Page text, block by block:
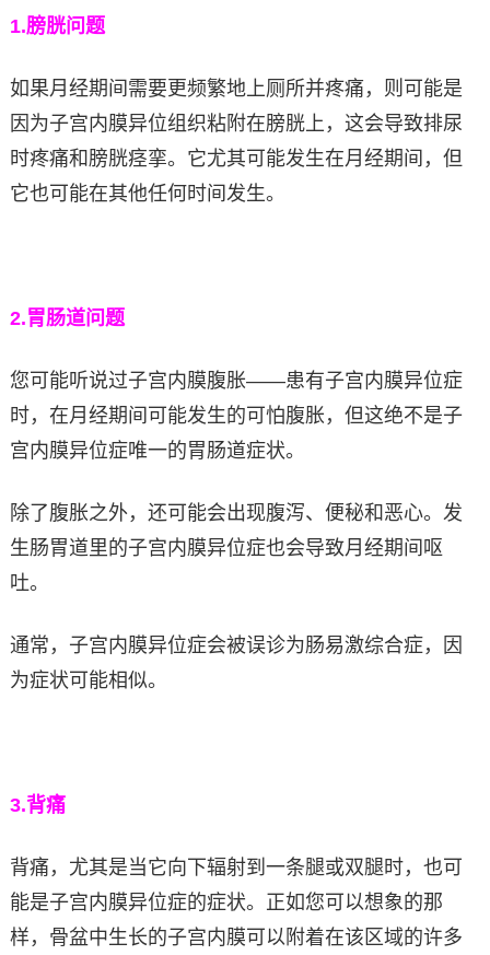
1.膀胱问题
如果月经期间需要更频繁地上厕所并疼痛，则可能是
因为子宫内膜异位组织粘附在膀胱上，这会导致排尿
时疼痛和膀胱痉挛。它尤其可能发生在月经期间，但
它也可能在其他任何时间发生。
2.胃肠道问题
您可能听说过子宫内膜腹胀——患有子宫内膜异位症
时，在月经期间可能发生的可怕腹胀，但这绝不是子
宫内膜异位症唯一的胃肠道症状。
除了腹胀之外，还可能会出现腹泻、便秘和恶心。发
生肠胃道里的子宫内膜异位症也会导致月经期间呕
吐。
通常，子宫内膜异位症会被误诊为肠易激综合症，因
为症状可能相似。
3.背痛
背痛，尤其是当它向下辐射到一条腿或双腿时，也可
能是子宫内膜异位症的症状。正如您可以想象的那
样，骨盆中生长的子宫内膜可以附着在该区域的许多